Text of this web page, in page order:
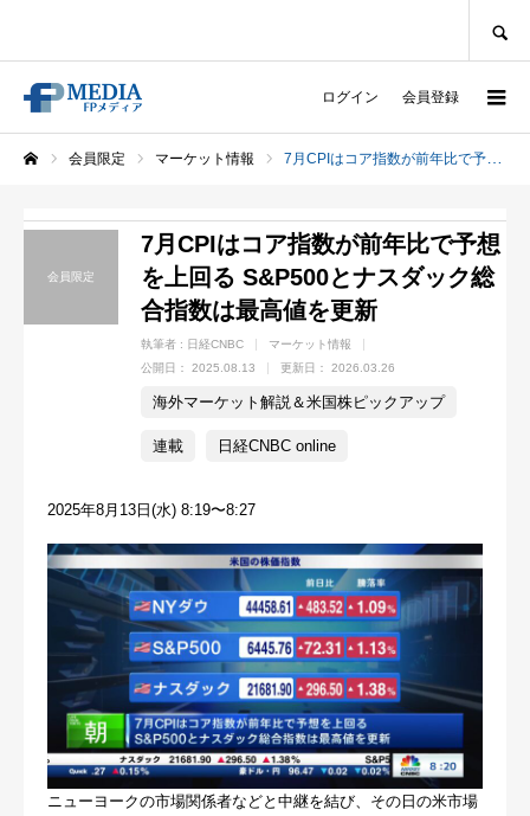
ログイン 会員登録
会員限定 マーケット情報 7月CPIはコア指数が前年比で予想を上回る S&P500とナスダック総合指数は最高値を更新
会員限定
7月CPIはコア指数が前年比で予想
を上回る S&P500とナスダック総
合指数は最高値を更新
執筆者 : 日経CNBC
マーケット情報
公開日：
2025.08.13 更新日： 2026.03.26
海外マーケット解説＆米国株ピックアップ
連載 日経CNBC online
2025年8月13日(水) 8:19〜8:27
ニューヨークの市場関係者などと中継を結び、その日の米市場